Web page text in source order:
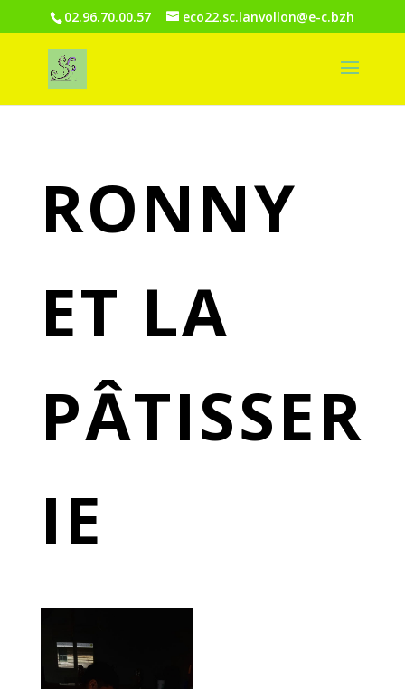
02.96.70.00.57 eco22.sc.lanvollon@e-c.bzh
RONNY
ET LA
PÂTISSER
IE